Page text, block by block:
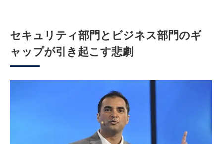
セキュリティ部門とビジネス部門のギ
ャップが引き起こす悲劇